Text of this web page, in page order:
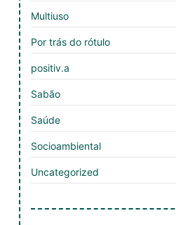
Multiuso
Por trás do rótulo
positiv.a
Sabão
Saúde
Socioambiental
Uncategorized